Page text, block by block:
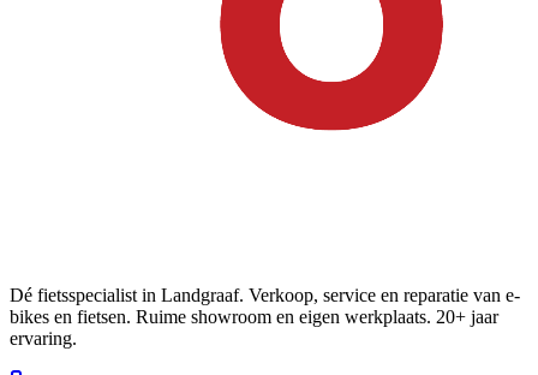
Dé fietsspecialist in Landgraaf. Verkoop, service en reparatie van e-
bikes en fietsen. Ruime showroom en eigen werkplaats. 20+ jaar
ervaring.